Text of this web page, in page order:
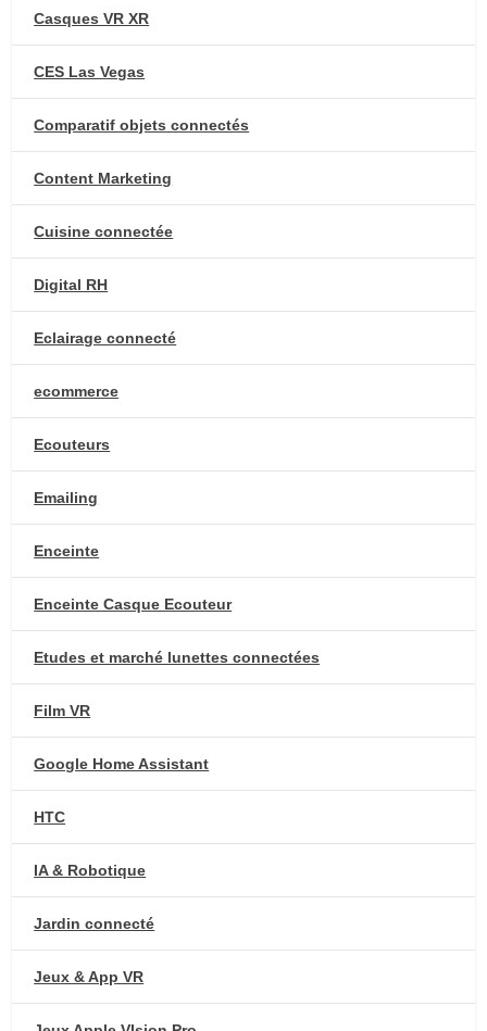
Casques VR XR
CES Las Vegas
Comparatif objets connectés
Content Marketing
Cuisine connectée
Digital RH
Eclairage connecté
ecommerce
Ecouteurs
Emailing
Enceinte
Enceinte Casque Ecouteur
Etudes et marché lunettes connectées
Film VR
Google Home Assistant
HTC
IA & Robotique
Jardin connecté
Jeux & App VR